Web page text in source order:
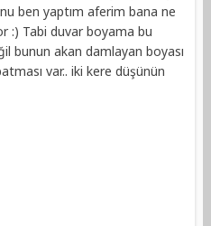
ben yaptım aferim bana ne
:) Tabi duvar boyama bu
bunun akan damlayan boyası
var.. iki kere düşünün